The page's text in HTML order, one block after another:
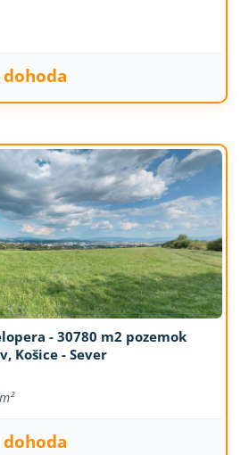
dohoda
- 30780 m2 pozemok
Košice - Sever
dohoda